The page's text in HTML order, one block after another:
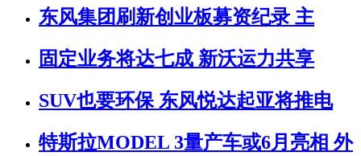
东风集团刷新创业板募资纪录 主
固定业务将达七成 新沃运力共享
SUV也要环保 东风悦达起亚将推电
特斯拉MODEL 3量产车或6月亮相 外